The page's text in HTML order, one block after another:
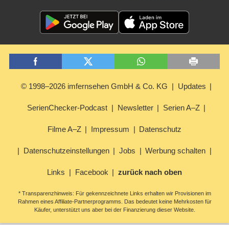
© 1998–2026 imfernsehen GmbH & Co. KG Updates
SerienChecker-Podcast Newsletter Serien A–Z
Filme A–Z Impressum Datenschutz
Datenschutzeinstellungen Jobs Werbung schalten
Links Facebook zurück nach oben
* Transparenzhinweis: Für gekennzeichnete Links erhalten wir Provisionen im
Rahmen eines Affiliate-Partnerprogramms. Das bedeutet keine Mehrkosten für
Käufer, unterstützt uns aber bei der Finanzierung dieser Website.